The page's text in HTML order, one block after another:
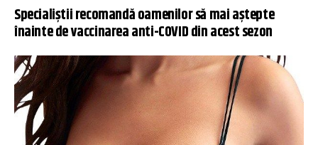
Specialiștii recomandă oamenilor să mai aștepte
înainte de vaccinarea anti-COVID din acest sezon